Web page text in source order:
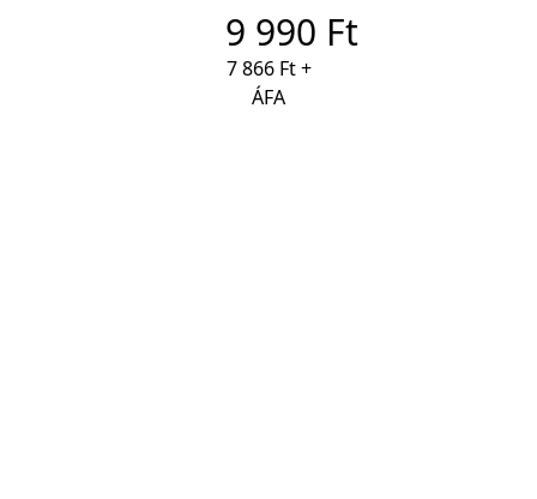
9 990 Ft
7 866 Ft +
ÁFA